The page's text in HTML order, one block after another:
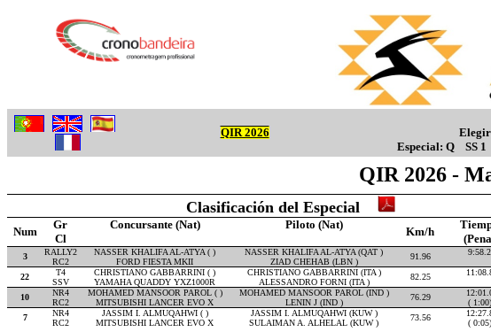
QIR 2026
Especial: Q SS 1
QIR 2026 -
Clasificación del Especial
Num
Gr Concursante (Nat) Piloto (Nat)
Km/h
Cl
3 RALLY2 NASSER KHALIFA AL-ATYA ( ) NASSER KHALIFA AL-ATYA (QAT ) 91.96 9:58.2
RC2
FORD FIESTA MKII ZIAD CHEHAB (LBN )
22
T4 CHRISTIANO GABBARRINI ( ) CHRISTIANO GABBARRINI (ITA ) 82.25
SSV
YAMAHA QUADDY YXZ1000R ALESSANDRO FORNI (ITA )
10
NR4 MOHAMED MANSOOR PAROL ( ) MOHAMED MANSOOR PAROL (IND ) 76.29
RC2
MITSUBISHI LANCER EVO X LENIN J (IND ) ( 1:00)
7
NR4 JASSIM I. ALMUQAHWI ( ) JASSIM I. ALMUQAHWI (KUW ) 73.56
RC2
MITSUBISHI LANCER EVO X SULAIMAN A. ALHELAL (KUW ) ( 0:05)